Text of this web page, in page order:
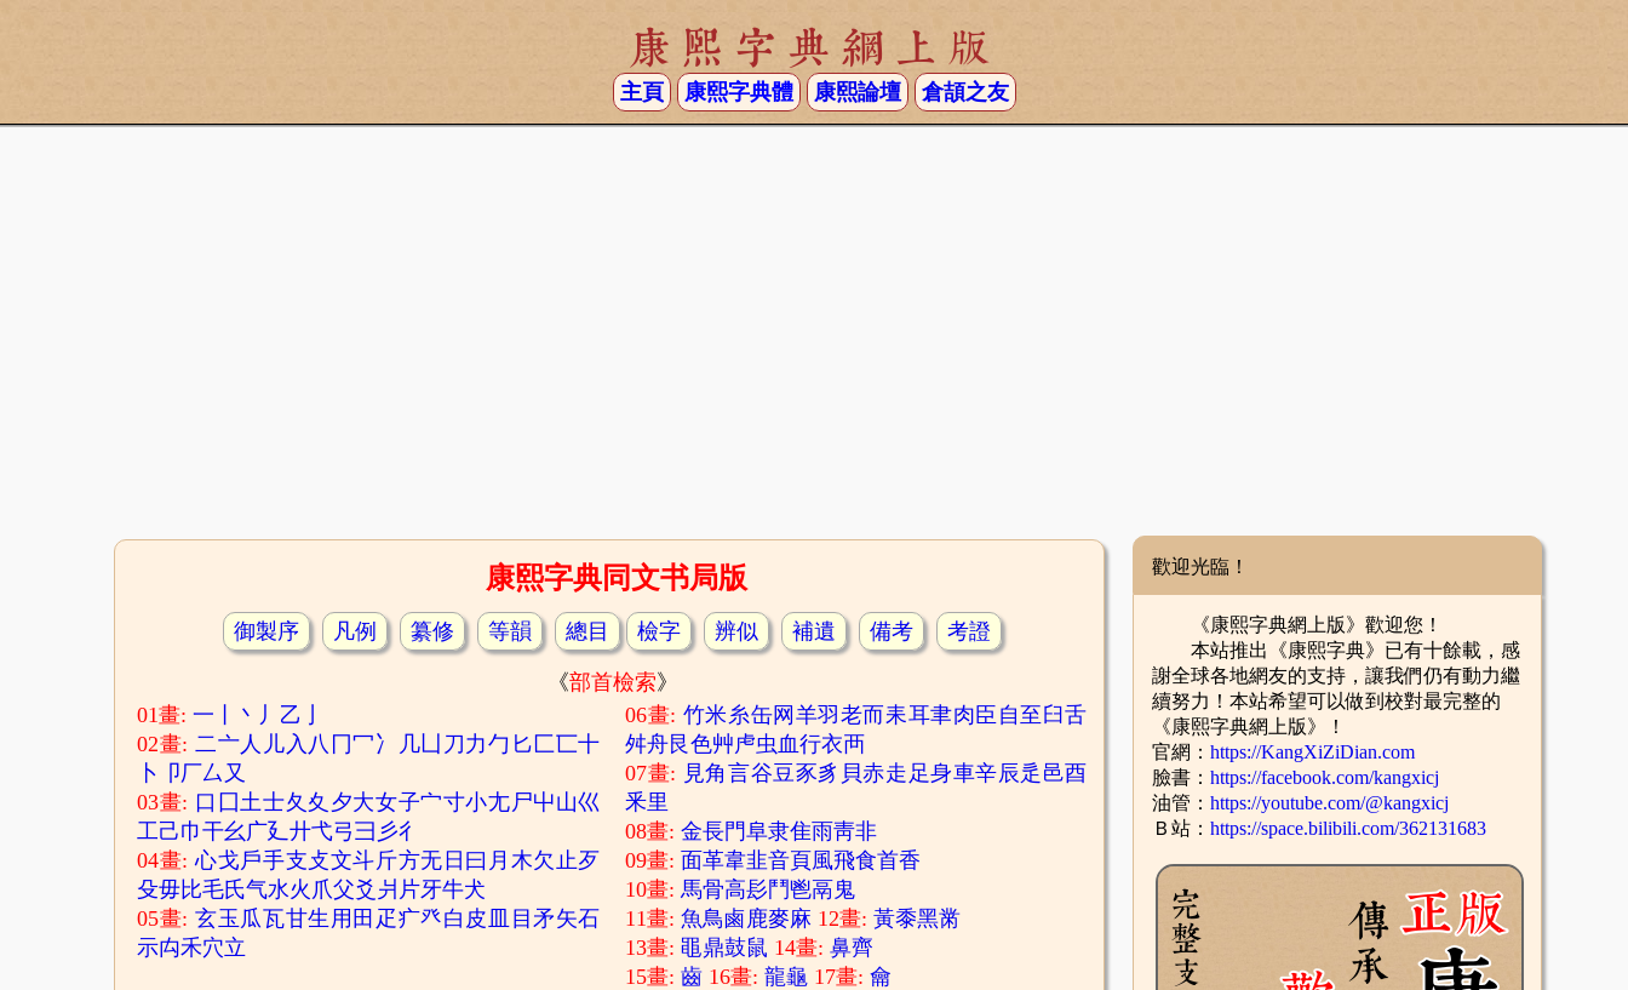
康熙字典網上版
主頁 康熙字典體 康熙論壇 倉頡之友
康熙字典同文书局版
御製序 凡例 纂修 等韻 總目 檢字 辨似 補遺 備考 考證
《部首檢索》
01畫:一 丶 丿 乙
02畫:二亠人 儿入 八 冂冖 冫 几凵 刀 力勹 匕 匚匸十
卜
卩厂厶 又
03畫: 口 囗土士夂 夊 夕大女子宀寸小尢尸屮山巛
工己巾干幺 广廴廾弋弓彐 彡彳
04畫:心戈戶手支 攴文斗斤方无 日 曰 月 木欠止歹
殳毋比毛氏气水火 爪父爻 爿 片牙牛犬
05畫:玄玉 瓜瓦甘生 用 田 疋疒癶白 皮 目矛矢石
示禸禾穴立
06畫: 竹米 糸缶网 羊羽老而耒耳聿肉臣 自 至 臼舌
舛舟艮色艸虍虫血行衣襾
07畫: 見角言谷豆豕豸 貝赤走 足身車辛辰辵 邑酉
釆里
08畫:金長門阜隶隹雨靑非
09畫: 面革韋韭音頁風飛食首香
10畫:馬骨高髟 鬥鬯鬲 鬼
11畫:魚鳥鹵鹿麥麻 12畫:黃黍黑黹
13畫:黽鼎鼓鼠 14畫:鼻齊
15畫:齒 16畫:龍龜 17畫:龠
歡迎光臨！
《康熙字典網上版》歡迎您！
本站推出《康熙字典》已有十餘載，感
謝全球各地網友的支持，讓我們仍有動力繼
續努力！本站希望可以做到校對最完整的
《康熙字典網上版》！
官網： https://KangXiZiDian.com
臉書： https://facebook.com/kangxicj
油管： https://youtube.com/@kangxicj
Ｂ站： https://space.bilibili.com/362131683